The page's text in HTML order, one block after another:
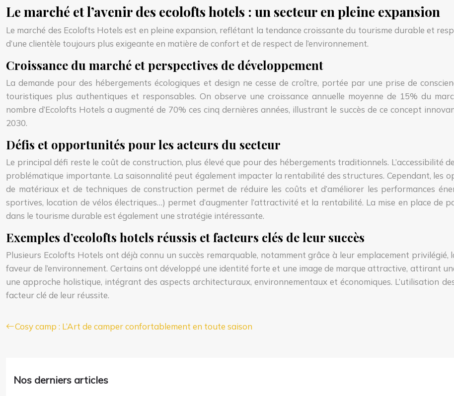
Le marché et l’avenir des ecolofts hotels : un secteur en pleine expansion
Le marché des Ecolofts Hotels est en pleine expansion, reflétant la tendance croissante du tourisme durable et
d’une clientèle toujours plus exigeante en matière de confort et de respect de l’environnement.
Croissance du marché et perspectives de développement
La demande pour des hébergements écologiques et design ne cesse de croître, portée par une prise de
touristiques plus authentiques et responsables. On observe une croissance annuelle moyenne de 15% du
nombre d’Ecolofts Hotels a augmenté de 70% ces cinq dernières années, illustrant le succès de ce concept
2030.
Défis et opportunités pour les acteurs du secteur
Le principal défi reste le coût de construction, plus élevé que pour des hébergements traditionnels. L’accessibilité
problématique importante. La saisonnalité peut également impacter la rentabilité des structures. Cependant, les
de matériaux et de techniques de construction permet de réduire les coûts et d’améliorer les performances
sportives, location de vélos électriques…) permet d’augmenter l’attractivité et la rentabilité. La mise en place de
dans le tourisme durable est également une stratégie intéressante.
Exemples d’ecolofts hotels réussis et facteurs clés de leur succès
Plusieurs Ecolofts Hotels ont déjà connu un succès remarquable, notamment grâce à leur emplacement
faveur de l’environnement. Certains ont développé une identité forte et une image de marque attractive, attirant
une approche holistique, intégrant des aspects architecturaux, environnementaux et économiques. L’utilisation
facteur clé de leur réussite.
Cosy camp : L’Art de camper confortablement en toute saison
Nos derniers articles